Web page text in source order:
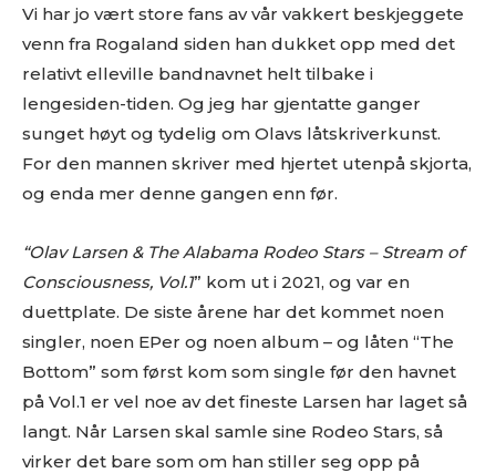
Vi har jo vært store fans av vår vakkert beskjeggete
venn fra Rogaland siden han dukket opp med det
relativt elleville bandnavnet helt tilbake i
lengesiden-tiden. Og jeg har gjentatte ganger
sunget høyt og tydelig om Olavs låtskriverkunst.
For den mannen skriver med hjertet utenpå skjorta,
og enda mer denne gangen enn før.
“Olav Larsen & The Alabama Rodeo Stars – Stream of
Consciousness, Vol.1” kom ut i 2021, og var en
duettplate. De siste årene har det kommet noen
singler, noen EPer og noen album – og låten “The
Bottom” som først kom som single før den havnet
på Vol.1 er vel noe av det fineste Larsen har laget så
langt. Når Larsen skal samle sine Rodeo Stars, så
virker det bare som om han stiller seg opp på